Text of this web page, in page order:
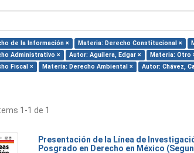
de la Información × Materia: Derecho Constitucional ×
Administrativo ×
Autor: Aguilera, Edgar × Materia: Otro
Fiscal ×
Materia: Derecho Ambiental × Autor: Chávez,
1-1 de 1
Presentación de la Línea de
Posgrado en Derecho en México